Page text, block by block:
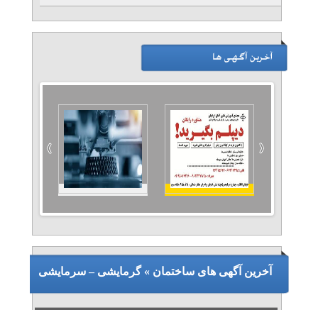
آخرین آگهی های ساختمان » گرمایشی – سرمایشی